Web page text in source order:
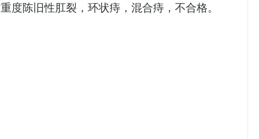
度陈旧性肛裂，环状痔，混合痔，不合格。